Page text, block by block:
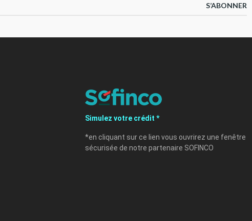
S’ABONNER
Simulez votre crédit *
*en cliquant sur ce lien vous ouvrirez une fenêtre
sécurisée de notre partenaire SOFINCO